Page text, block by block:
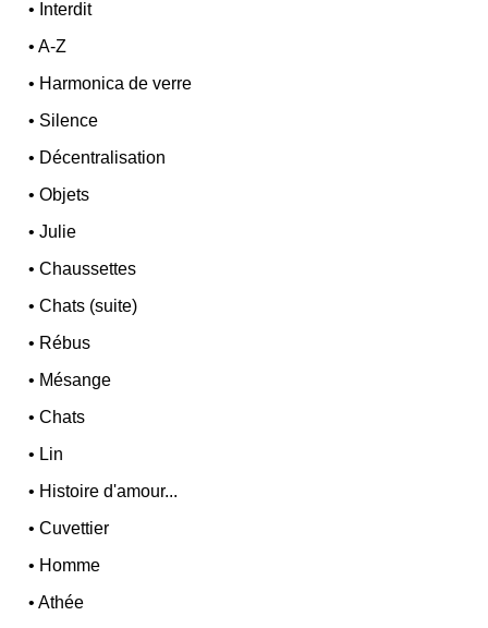
• Interdit
•A-Z
• Harmonica de verre
• Silence
• Décentralisation
•Objets
•Julie
•Chaussettes
•Chats (suite)
• Rébus
• Mésange
•Chats
• Lin
• Histoire d'amour...
•Cuvettier
• Homme
•Athée